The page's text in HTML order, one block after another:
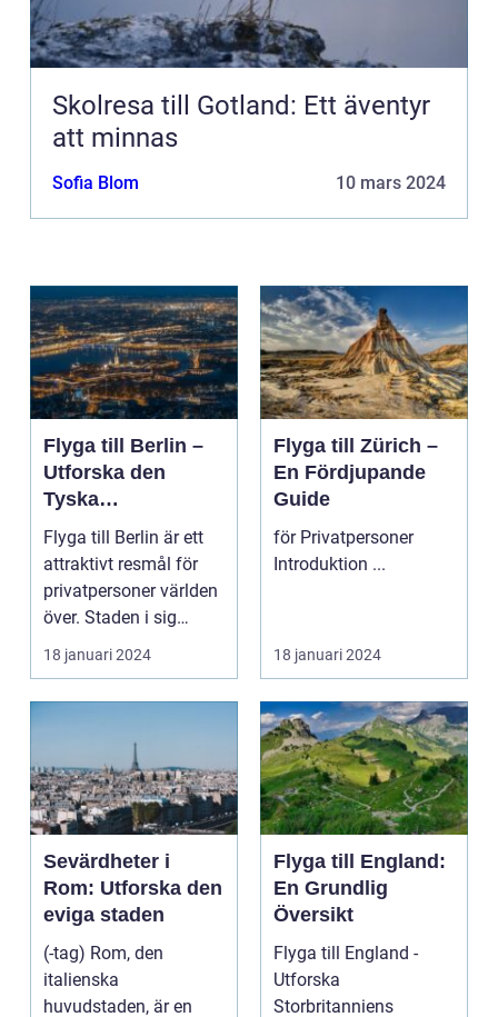
Skolresa till Gotland: Ett äventyr
att minnas
Sofia Blom 10 mars 2024
Flyga till Berlin –
Utforska den
Tyska
Huvudstaden på
Nära Håll
Flyga till Berlin är ett
attraktivt resmål för
privatpersoner världen
över. Staden i sig
bjuder på e...
18 januari 2024
Flyga till Zürich –
En Fördjupande
Guide
för Privatpersoner
Introduktion ...
18 januari 2024
Sevärdheter i
Rom: Utforska den
eviga staden
(-tag) Rom, den
italienska
huvudstaden, är en
Flyga till England:
En Grundlig
Översikt
Flyga till England -
Utforska
Storbritanniens